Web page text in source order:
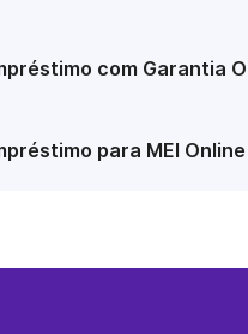
com Garantia
para MEI Online